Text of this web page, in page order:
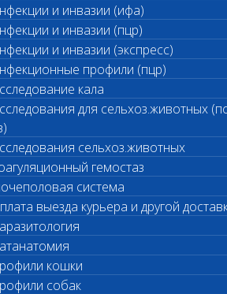
и инвазии (ифа)
и инвазии (пцр)
и инвазии (экспресс)
профили (пцр)
кала
для сельхоз.животных
сельхоз.животных
гемостаз
система
выезда курьера и другой
кошки
собак
выполнение биохимических
28.07.2026